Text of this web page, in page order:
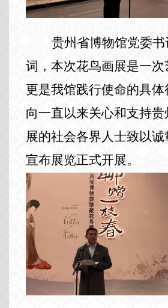
贵州省博物馆党委书
词，本次花鸟画展是一次
更是我馆践行使命的具体
向一直以来关心和支持
展的社会各界人士致以
宣布展览正式开展。